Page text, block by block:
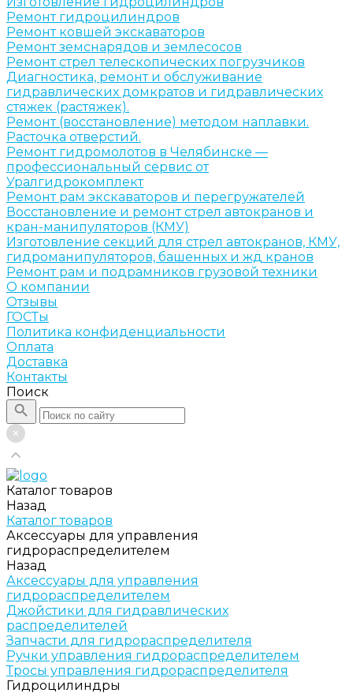
Ремонт гидроцилиндров
Ремонт ковшей экскаваторов
Ремонт земснарядов и землесосов
Ремонт стрел телескопических погрузчиков
Диагностика, ремонт и обслуживание
гидравлических домкратов и гидравлических
стяжек (растяжек).
Ремонт (восстановление) методом наплавки.
Расточка отверстий.
Ремонт гидромолотов в Челябинске —
профессиональный сервис от
Уралгидрокомплект
Ремонт рам экскаваторов и перегружателей
Восстановление и ремонт стрел автокранов и
кран-манипуляторов (КМУ)
Изготовление секций для стрел автокранов, КМУ,
гидроманипуляторов, башенных и жд кранов
Ремонт рам и подрамников грузовой техники
О компании
Отзывы
ГОСТы
Политика конфиденциальности
Оплата
Доставка
Контакты
Поиск
Каталог товаров
Назад
Каталог товаров
Аксессуары для управления
гидрораспределителем
Назад
Аксессуары для управления
гидрораспределителем
Джойстики для гидравлических
распределителей
Запчасти для гидрораспределителя
Ручки управления гидрораспределителем
Тросы управления гидрораспределителя
Гидроцилиндры